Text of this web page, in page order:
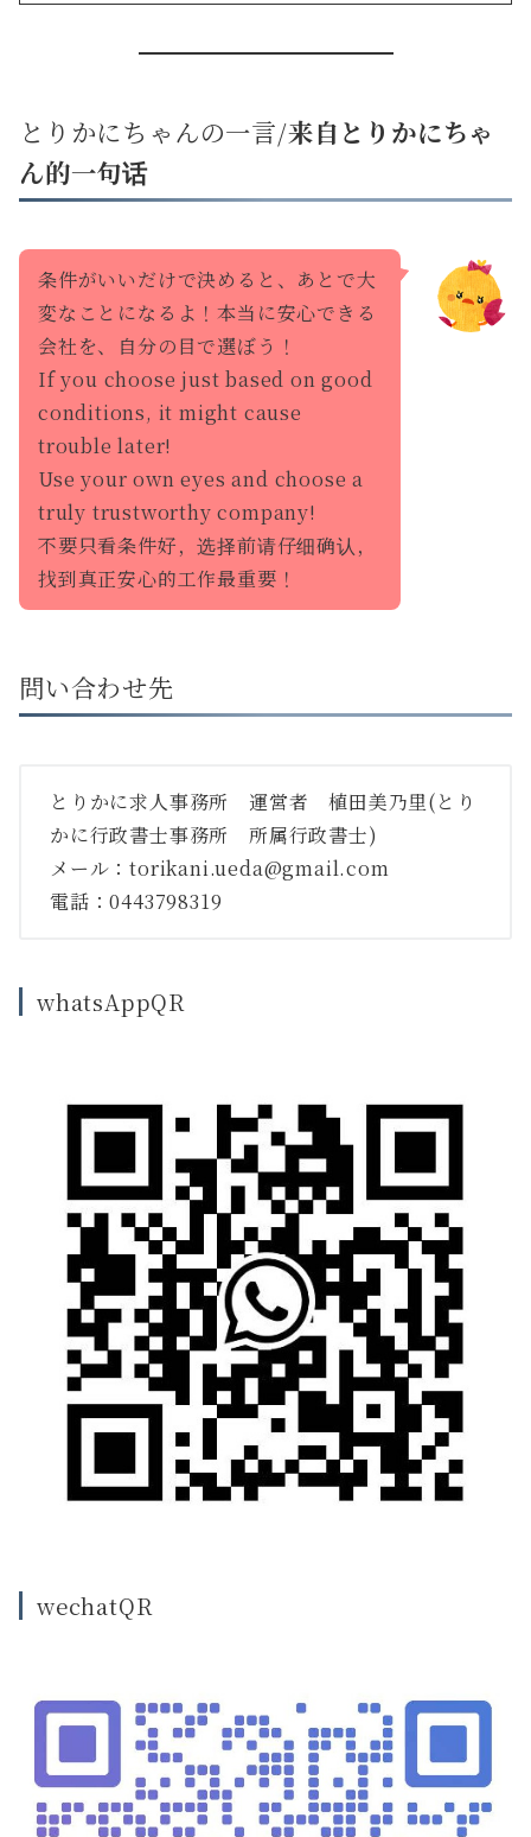
とりかにちゃんの一言/来自とりかにちゃ
ん的一句话
条件がいいだけで決めると、あとで大
変なことになるよ！本当に安心できる
会社を、自分の目で選ぼう！
If you choose just based on good
conditions, it might cause
trouble later!
Use your own eyes and choose a
truly trustworthy company!
不要只看条件好，选择前请仔细确认，
找到真正安心的工作最重要！
問い合わせ先
とりかに求人事務所 運営者 植田美乃里(とり
かに行政書士事務所 所属行政書士)
メール：torikani.ueda@gmail.com
電話：0443798319
whatsAppQR
wechatQR